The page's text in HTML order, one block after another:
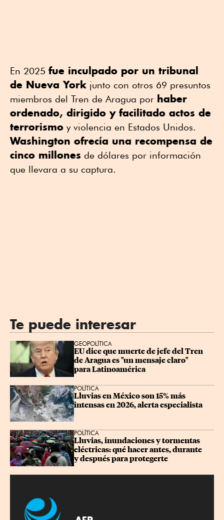
En 2025 fue inculpado por un tribunal
de Nueva York junto con otros 69 presuntos
miembros del Tren de Aragua por haber
ordenado, dirigido y facilitado actos de
terrorismo y violencia en Estados Unidos.
Washington ofrecía una recompensa de
cinco millones de dólares por información
que llevara a su captura.
Te puede interesar
GEOPOLÍTICA
EU dice que muerte de jefe del Tren
de Aragua es "un mensaje claro"
para Latinoamérica
POLÍTICA
Lluvias en México son 15% más
intensas en 2026, alerta especialista
POLÍTICA
Lluvias, inundaciones y tormentas
eléctricas: qué hacer antes, durante
y después para protegerte